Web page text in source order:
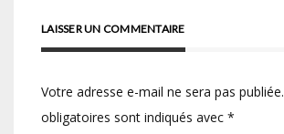
LAISSER UN COMMENTAIRE
Votre adresse e-mail ne sera pas publiée.
obligatoires sont indiqués avec *